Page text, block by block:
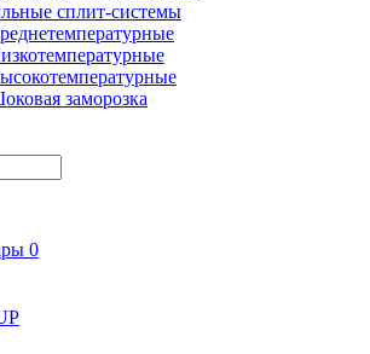
сплит-системы
заморозка
0